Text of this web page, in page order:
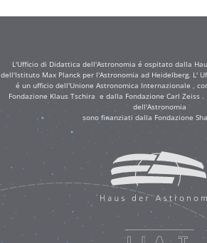
L'Ufficio di Didattica dell'Astronomia é ospitato dalla
dell'Istituto Max Planck per l'Astronomia ad Heidelberg. L'
é un ufficio dell'Unione Astronomica Internazionale ,
Fondazione Klaus Tschira e dalla Fondazione Carl Zeiss
dell'Astronomia
sono finanziati dalla Fondazione